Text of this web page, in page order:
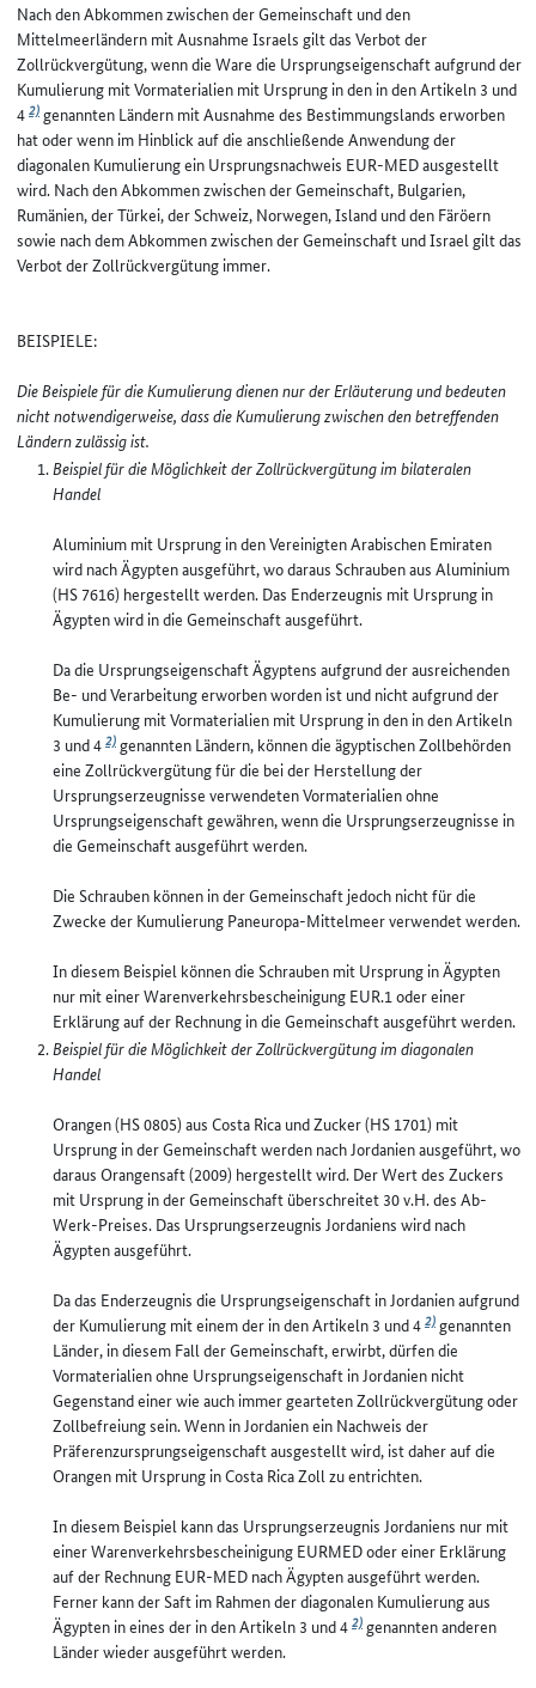
Nach den Abkommen zwischen der Gemeinschaft und den
Mittelmeerländern mit Ausnahme Israels gilt das Verbot der
Zollrückvergütung, wenn die Ware die Ursprungseigenschaft aufgrund der
Kumulierung mit Vormaterialien mit Ursprung in den in den Artikeln 3 und
42)genannten Ländern mit Ausnahme des Bestimmungslands erworben
hat oder wenn im Hinblick auf die anschließende Anwendung der
diagonalen Kumulierung ein Ursprungsnachweis EUR-MED ausgestellt
wird. Nach den Abkommen zwischen der Gemeinschaft, Bulgarien,
Rumänien, der Türkei, der Schweiz, Norwegen, Island und den Färöern
sowie nach dem Abkommen zwischen der Gemeinschaft und Israel gilt das
Verbot der Zollrückvergütung immer.
BEISPIELE:
Die Beispiele für die Kumulierung dienen nur der Erläuterung und bedeuten
nicht notwendigerweise, dass die Kumulierung zwischen den betreffenden
Ländern zulässig ist.
Beispiel für die Möglichkeit der Zollrückvergütung im bilateralen
Handel
Aluminium mit Ursprung in den Vereinigten Arabischen Emiraten
wird nach Ägypten ausgeführt, wo daraus Schrauben aus Aluminium
(HS 7616) hergestellt werden. Das Enderzeugnis mit Ursprung in
Ägypten wird in die Gemeinschaft ausgeführt.
Da die Ursprungseigenschaft Ägyptens aufgrund der ausreichenden
Be- und Verarbeitung erworben worden ist und nicht aufgrund der
Kumulierung mit Vormaterialien mit Ursprung in den in den Artikeln
3 und 42)genannten Ländern, können die ägyptischen Zollbehörden
eine Zollrückvergütung für die bei der Herstellung der
Ursprungserzeugnisse verwendeten Vormaterialien ohne
Ursprungseigenschaft gewähren, wenn die Ursprungserzeugnisse in
die Gemeinschaft ausgeführt werden.
Die Schrauben können in der Gemeinschaft jedoch nicht für die
Zwecke der Kumulierung Paneuropa-Mittelmeer verwendet werden.
In diesem Beispiel können die Schrauben mit Ursprung in Ägypten
nur mit einer Warenverkehrsbescheinigung EUR.1 oder einer
Erklärung auf der Rechnung in die Gemeinschaft ausgeführt werden.
Beispiel für die Möglichkeit der Zollrückvergütung im diagonalen
Handel
Orangen (HS 0805) aus Costa Rica und Zucker (HS 1701) mit
Ursprung in der Gemeinschaft werden nach Jordanien ausgeführt, wo
daraus Orangensaft (2009) hergestellt wird. Der Wert des Zuckers
mit Ursprung in der Gemeinschaft überschreitet 30 v.H. des Ab-
Werk-Preises. Das Ursprungserzeugnis Jordaniens wird nach
Ägypten ausgeführt.
Da das Enderzeugnis die Ursprungseigenschaft in Jordanien aufgrund
der Kumulierung mit einem der in den Artikeln 3 und 42)genannten
Länder, in diesem Fall der Gemeinschaft, erwirbt, dürfen die
Vormaterialien ohne Ursprungseigenschaft in Jordanien nicht
Gegenstand einer wie auch immer gearteten Zollrückvergütung oder
Zollbefreiung sein. Wenn in Jordanien ein Nachweis der
Präferenzursprungseigenschaft ausgestellt wird, ist daher auf die
Orangen mit Ursprung in Costa Rica Zoll zu entrichten.
In diesem Beispiel kann das Ursprungserzeugnis Jordaniens nur mit
einer Warenverkehrsbescheinigung EURMED oder einer Erklärung
auf der Rechnung EUR-MED nach Ägypten ausgeführt werden.
Ferner kann der Saft im Rahmen der diagonalen Kumulierung aus
Ägypten in eines der in den Artikeln 3 und 42)genannten anderen
Länder wieder ausgeführt werden.